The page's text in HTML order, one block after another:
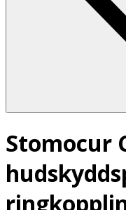
Stomocur